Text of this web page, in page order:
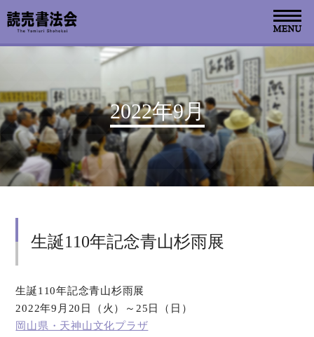
2022年9月
生誕110年記念青山杉雨展
生誕110年記念青山杉雨展
2022年9月20日（火）～25日（日）
岡山県・天神山文化プラザ
お知らせ
読売書法会について
読売書法展
関連書道展
デジタルアーカイブ